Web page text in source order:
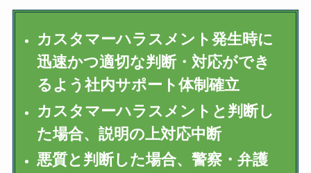
カスタマーハラスメント発生時に
迅速かつ適切な判断・対応ができ
るよう社内サポート体制確立
カスタマーハラスメントと判断し
た場合、説明の上対応中断
悪質と判断した場合、警察・弁護